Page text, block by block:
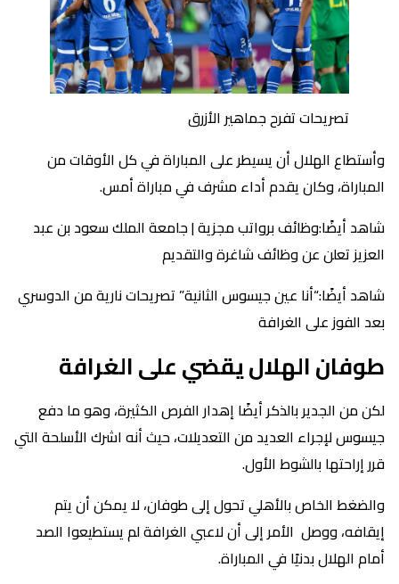
تصريحات تفرح جماهير الأزرق
وأستطاع الهلال أن يسيطر على المباراة في كل الأوقات من
المباراة، وكان يقدم أداء مشرف في مباراة أمس.
شاهد أيضًا:وظائف برواتب مجزية | جامعة الملك سعود بن عبد
العزيز تعلن عن وظائف شاغرة والتقديم
شاهد أيضًا:“أنا عين جيسوس الثانية” تصريحات نارية من الدوسري
بعد الفوز على الغرافة
طوفان الهلال يقضي على الغرافة
لكن من الجدير بالذكر أيضًا إهدار الفرص الكثيرة، وهو ما دفع
جيسوس لإجراء العديد من التعديلات، حيث أنه اشرك الأسلحة التي
قرر إراحتها بالشوط الأول.
والضغط الخاص بالأهلي تحول إلى طوفان، لا يمكن أن يتم
إيقافه، ووصل الأمر إلى أن لاعبي الغرافة لم يستطيعوا الصد
أمام الهلال بدنيًا في المباراة.